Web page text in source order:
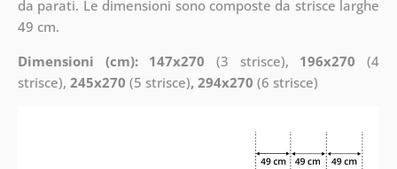
da parati. Le dimensioni sono composte da strisce larghe
49 cm.
Dimensioni (cm): 147x270 (3 strisce), 196x270 (4
strisce), 245x270 (5 strisce), 294x270 (6 strisce)